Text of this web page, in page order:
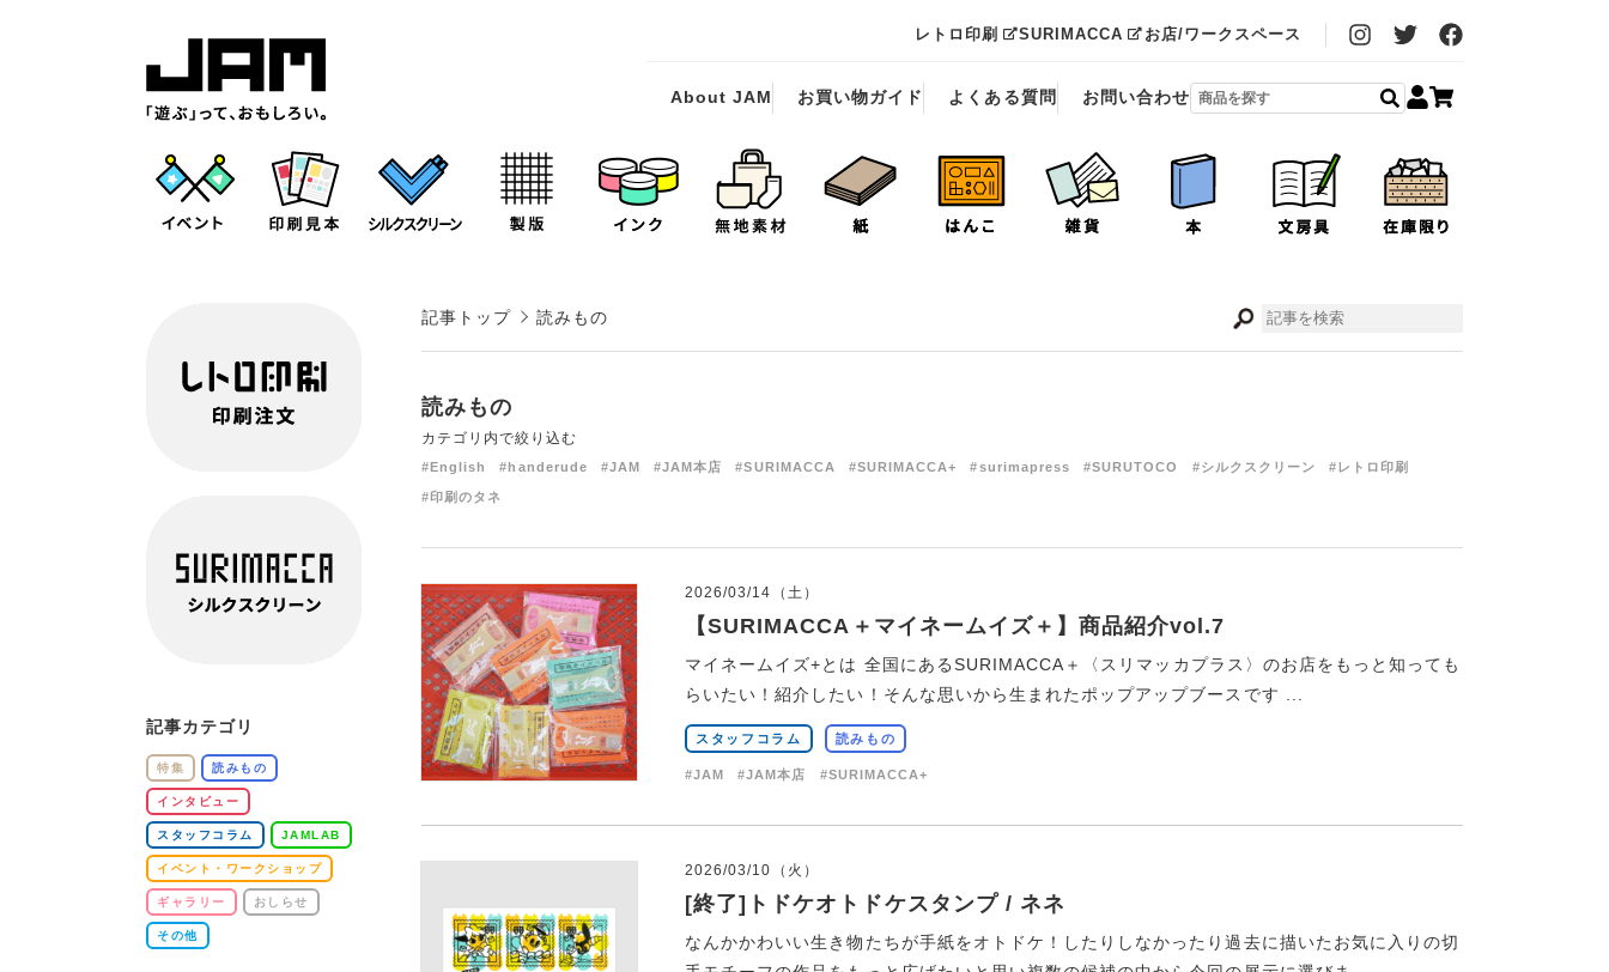
レトロ印刷 SURIMACCA お店/ワークスペース
About JAM お買い物ガイド よくある質問 お問い合わせ
記事トップ 読みもの
読みもの
カテゴリ内で絞り込む
#English #handerude #JAM #JAM本店 #SURIMACCA #SURIMACCA+ #surimapress #SURUTOCO #シルクスクリーン #レトロ印刷
#印刷のタネ
2026/03/14（土）
【SURIMACCA＋マイネームイズ＋】商品紹介vol.7
マイネームイズ+とは 全国にあるSURIMACCA＋〈スリマッカプラス〉のお店をもっと知っても
らいたい！紹介したい！そんな思いから生まれたポップアップブースです ...
スタッフコラム 読みもの
#JAM #JAM本店 #SURIMACCA+
2026/03/10（火）
[終了]トドケオトドケスタンプ / ネネ
なんかかわいい生き物たちが手紙をオトドケ！したりしなかったり過去に描いたお気に入りの切
記事カテゴリ
特集 読みもの
インタビュー
スタッフコラム JAMLAB
イベント・ワークショップ
ギャラリー おしらせ
その他